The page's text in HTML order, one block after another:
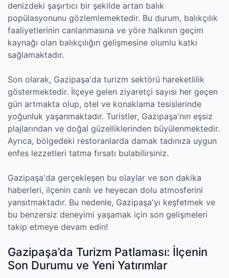
denizdeki şaşırtıcı bir şekilde artan balık
popülasyonunu gözlemlemektedir. Bu durum, balıkçılık
faaliyetlerinin canlanmasına ve yöre halkının geçim
kaynağı olan balıkçılığın gelişmesine olumlu katkı
sağlamaktadır.
Son olarak, Gazipaşa'da turizm sektörü hareketlilik
göstermektedir. İlçeye gelen ziyaretçi sayısı her geçen
gün artmakta olup, otel ve konaklama tesislerinde
yoğunluk yaşanmaktadır. Turistler, Gazipaşa'nın eşsiz
plajlarından ve doğal güzelliklerinden büyülenmektedir.
Ayrıca, bölgedeki restoranlarda damak tadınıza uygun
enfes lezzetleri tatma fırsatı bulabilirsiniz.
Gazipaşa'da gerçekleşen bu olaylar ve son dakika
haberleri, ilçenin canlı ve heyecan dolu atmosferini
yansıtmaktadır. Bu nedenle, Gazipaşa'yı keşfetmek ve
bu benzersiz deneyimi yaşamak için son gelişmeleri
takip etmeye devam edin!
Gazipaşa’da Turizm Patlaması: İlçenin
Son Durumu ve Yeni Yatırımlar